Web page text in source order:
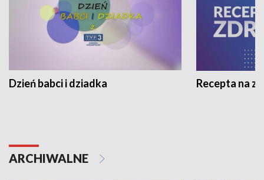
Dzień babci i dziadka Recepta na
ARCHIWALNE